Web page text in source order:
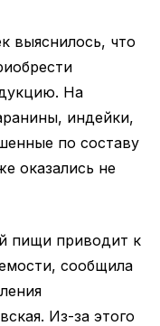
выяснилось, что
На
индейки,
по составу
оказались не
пищи приводит к
сообщила
Из-за этого